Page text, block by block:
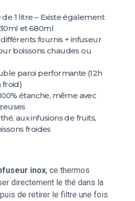
1 litre – Existe également
et 680ml
fournis + infuseur
boissons chaudes ou
paroi performante (12h
froid)
étanche, même avec
aux infusions de fruits,
froides
inox, ce thermos
directement le thé dans la
de retirer le filtre une fois